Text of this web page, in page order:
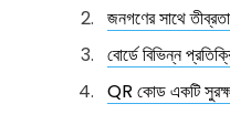
জনগণের সাথে
বোর্ডে বিভিন্ন
QR কোড একটি